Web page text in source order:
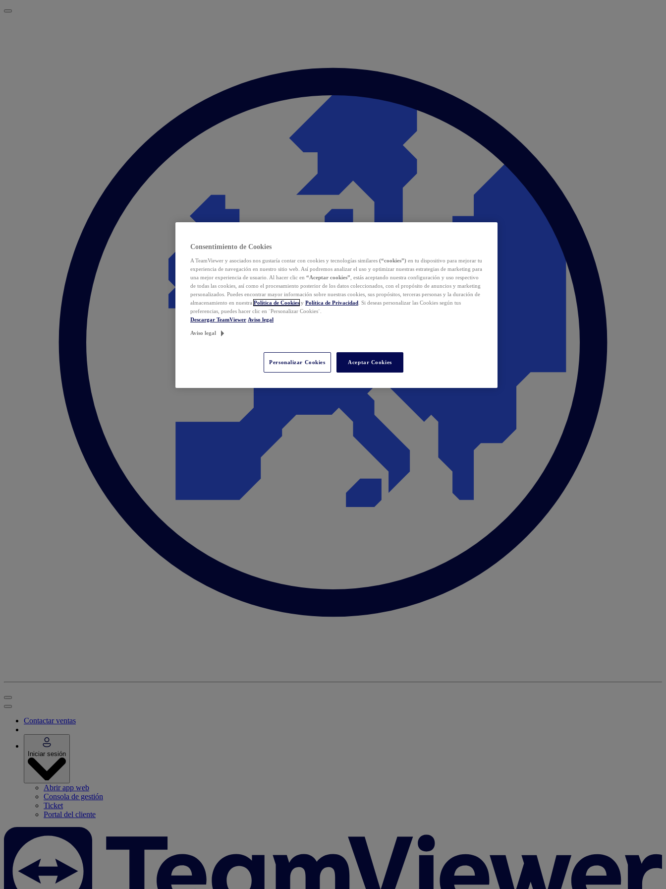
Contactar ventas
Iniciar sesión
Abrir app web
Consola de gestión
Ticket
Portal del cliente
Consentimiento de Cookies
A TeamViewer y asociados nos gustaría contar con cookies y tecnologías similares (“cookies”) en tu dispositivo para mejorar tu
experiencia de navegación en nuestro sitio web. Así podremos analizar el uso y optimizar nuestras estrategias de marketing para
una mejor experiencia de usuario. Al hacer clic en “Aceptar cookies” , estás aceptando nuestra configuración y uso respectivo
de todas las cookies, así como el procesamiento posterior de los datos coleccionados, con el propósito de anuncios y marketing
personalizados. Puedes encontrar mayor información sobre nuestras cookies, sus propósitos, terceras personas y la duración de
almacenamiento en nuestra Política de Cookies y Política de Privacidad . Si deseas personalizar las Cookies según tus
preferencias, puedes hacer clic en ¨Personalizar Cookies¨.
Descargar TeamViewer Aviso legal
Aviso legal
Personalizar Cookies Aceptar Cookies